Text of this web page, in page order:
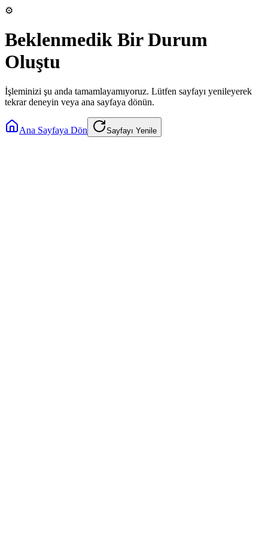
⚙️
Beklenmedik Bir Durum
Oluştu
İşleminizi şu anda tamamlayamıyoruz. Lütfen sayfayı yenileyerek
tekrar deneyin veya ana sayfaya dönün.
Ana Sayfaya Dön Sayfayı Yenile